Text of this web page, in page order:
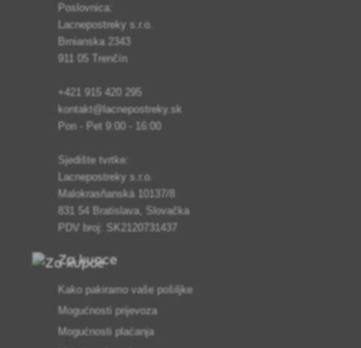
Poslovnica:
Lacnepostreky s.r.o.
Brnianska 2343
911 05 Trenčín
+421 915 420 295
kontakt@lacnepostreky.sk
Pon - Pet 9:00 - 16:00
Sjedište tvrtke:
Lacnepostreky s.r.o.
Malokrasňanská 10137/8
831 54 Bratislava, Slovačka
PDV broj: SK2120731437
Za kupce
Kako pakiramo vaše pošiljke
Mogućnosti prijevoza
Mogućnosti plaćanja